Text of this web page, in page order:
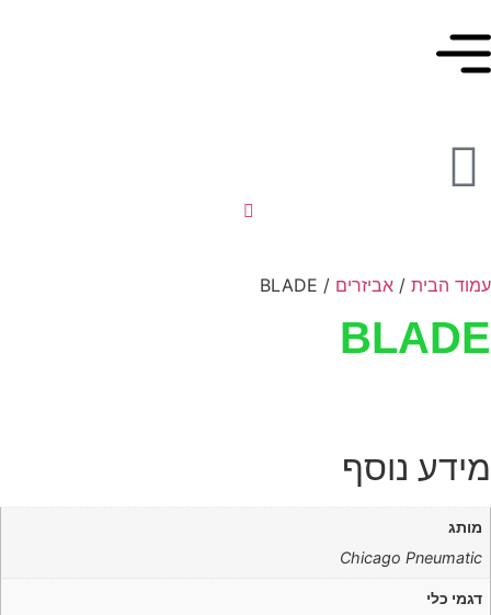
עמוד הבית / אביזרים / BLADE
BLADE
מידע נוסף
מותג
Chicago Pneumatic
דגמי כלי